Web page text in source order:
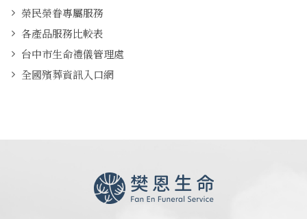
榮民榮眷專屬服務
各產品服務比較表
台中市生命禮儀管理處
全國殯葬資訊入口網